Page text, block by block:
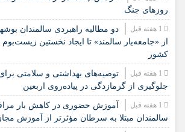
روزهای جنگ
دو مطالبه راهبردی سالمندان
از «جامعه‌یار سالمند» تا ایجاد نخستین
کشور
️توصیه‌های بهداشتی و سلامتی
جلوگیری از گرمازدگی در پیاده‌روی اربعین
آموزش حضوری در کاهش بار
سالمندان مبتلا به سرطان مؤثرتر از آموزش